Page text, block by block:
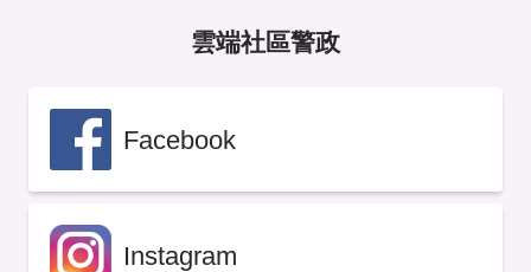
雲端社區警政
Facebook
Instagram